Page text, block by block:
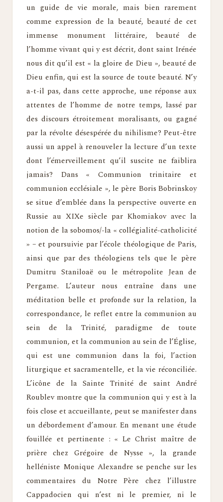
un guide de vie morale, mais bien rarement
comme expression de la beauté, beauté de cet
immense monument littéraire, beauté de
l’homme vivant qui y est décrit, dont saint Irénée
nous dit qu’il est « la gloire de Dieu », beauté de
Dieu enfin, qui est la source de toute beauté. N’y
a-t-il pas, dans cette approche, une réponse aux
attentes de l’homme de notre temps, lassé par
des discours étroitement moralisants, ou gagné
par la révolte désespérée du nihilisme? Peut-être
aussi un appel à renouveler la lecture d’un texte
dont l’émerveillement qu’il suscite ne faiblira
jamais? Dans « Communion trinitaire et
communion ecclésiale », le père Boris Bobrinskoy
se situe d’emblée dans la perspective ouverte en
Russie au XIXe siècle par Khomiakov avec la
notion de la sobomos/-la « collégialité-catholicité
» – et poursuivie par l’école théologique de Paris,
ainsi que par des théologiens tels que le père
Dumitru Staniloaë ou le métropolite Jean de
Pergame. L’auteur nous entraîne dans une
méditation belle et profonde sur la relation, la
correspondance, le reflet entre la communion au
sein de la Trinité, paradigme de toute
communion, et la communion au sein de l’Église,
qui est une communion dans la foi, l’action
liturgique et sacramentelle, et la vie réconciliée.
L’icône de la Sainte Trinité de saint André
Roublev montre que la communion qui y est à la
fois close et accueillante, peut se manifester dans
un débordement d’amour. En menant une étude
fouillée et pertinente : « Le Christ maître de
prière chez Grégoire de Nysse », la grande
helléniste Monique Alexandre se penche sur les
commentaires du Notre Père chez l’illustre
Cappadocien qui n’est ni le premier, ni le